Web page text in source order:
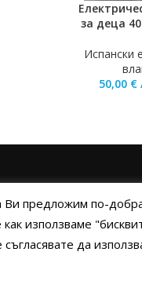
ДОБАВЯНЕ
за деца
Испански
50,00 €
УСЛОВИЯ И
Ви предложим по-
използваме
съгласявате да